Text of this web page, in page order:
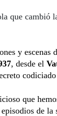
que cambió
y escenas
, desde el
que
de la